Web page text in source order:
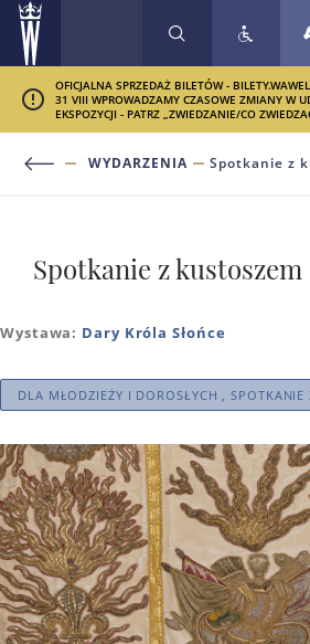
SZUKAJ
OFICJALNA SPRZEDAŻ BILETÓW -
31 VIII WPROWADZAMY CZASOWE ZMIANY W
EKSPOZYCJI - PATRZ „ZWIEDZANIE/CO
WYDARZENIA Spotkanie z
Spotkanie z kustoszem
Wystawa: Dary Króla Słońce
DLA MŁODZIEŻY I DOROSŁYCH , SPOTKANIE